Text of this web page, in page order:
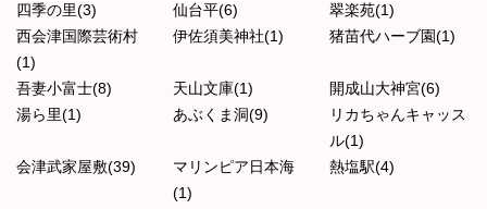
四季の里(3)
仙台平(6)
翠楽苑(1)
西会津国際芸術村
(1)
伊佐須美神社(1) 猪苗代ハーブ園(1)
吾妻小富士(8) 天山文庫(1)
開成山大神宮(6)
湯ら里(1)
あぶくま洞(9)
リカちゃんキャッス
ル(1)
会津武家屋敷(39)
マリンピア日本海
(1)
熱塩駅(4)